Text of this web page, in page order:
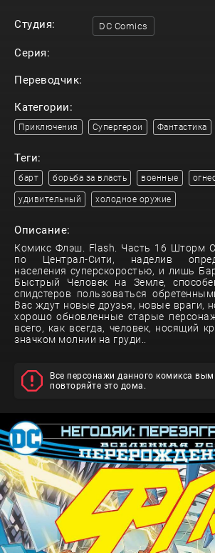
Студия: DC Comics
Серия:
Переводчик:
Категории:
Приключения Супергерои Фантастика
Теги:
барт борьба за власть военные
удивительный холодное оружие
Описание:
Комикс Флэш. Flash. Часть 16 Шторм
по Централ-Сити, наделив
населения суперскоростью, и лишь
Быстрый Человек на Земле,
спидстеров пользоваться
Вас ждут новые друзья, новые враги,
хорошо обновленные старые
всего, как всегда, человек, носящий
значком молнии на груди..
Все персонажи данного комикса
повторяйте это дома.